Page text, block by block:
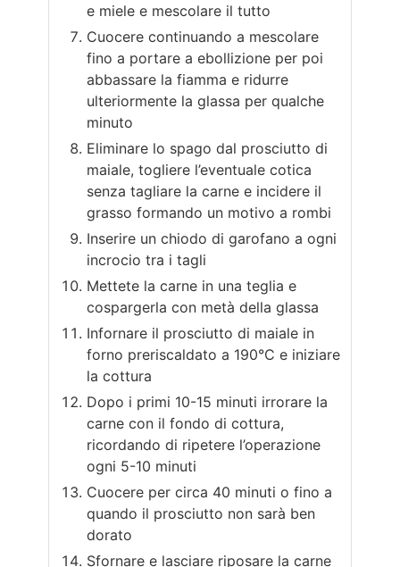
e miele e mescolare il tutto
Cuocere continuando a mescolare
fino a portare a ebollizione per poi
abbassare la fiamma e ridurre
ulteriormente la glassa per qualche
minuto
Eliminare lo spago dal prosciutto di
maiale, togliere l’eventuale cotica
senza tagliare la carne e incidere il
grasso formando un motivo a rombi
Inserire un chiodo di garofano a ogni
incrocio tra i tagli
Mettete la carne in una teglia e
cospargerla con metà della glassa
Infornare il prosciutto di maiale in
forno preriscaldato a 190°C e iniziare
la cottura
Dopo i primi 10-15 minuti irrorare la
carne con il fondo di cottura,
ricordando di ripetere l’operazione
ogni 5-10 minuti
Cuocere per circa 40 minuti o fino a
quando il prosciutto non sarà ben
dorato
Sfornare e lasciare riposare la carne